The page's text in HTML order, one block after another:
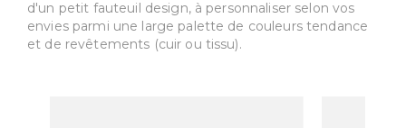
d'un petit fauteuil design, à personnaliser selon vos
envies parmi une large palette de couleurs tendance
et de revêtements (cuir ou tissu).